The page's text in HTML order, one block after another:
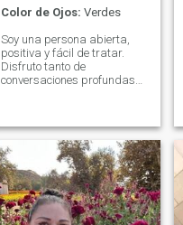
Color de Ojos: Verdes
Soy una persona abierta,
positiva y fácil de tratar.
Disfruto tanto de
conversaciones profundas